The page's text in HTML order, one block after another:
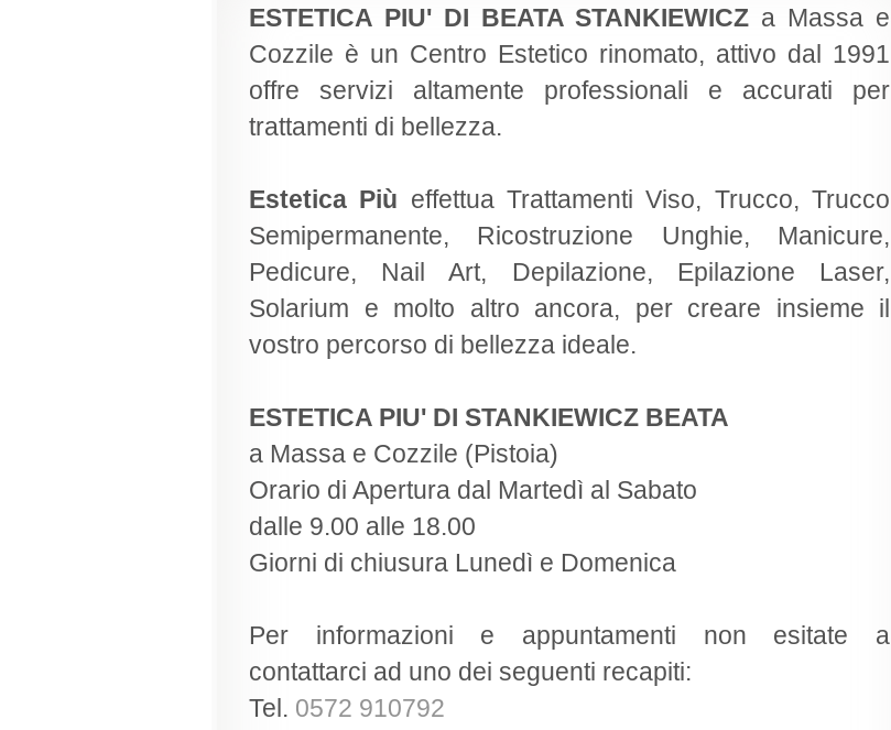
ESTETICA PIU' DI BEATA STANKIEWICZ a Massa e
Cozzile è un Centro Estetico rinomato, attivo dal 1991
offre servizi altamente professionali e accurati per
trattamenti di bellezza.
Estetica Più effettua Trattamenti Viso, Trucco, Trucco
Semipermanente, Ricostruzione Unghie, Manicure,
Pedicure, Nail Art, Depilazione, Epilazione Laser,
Solarium e molto altro ancora, per creare insieme il
vostro percorso di bellezza ideale.
ESTETICA PIU' DI STANKIEWICZ BEATA
a Massa e Cozzile (Pistoia)
Orario di Apertura dal Martedì al Sabato
dalle 9.00 alle 18.00
Giorni di chiusura Lunedì e Domenica
Per informazioni e appuntamenti non esitate a
contattarci ad uno dei seguenti recapiti:
Tel. 0572 910792